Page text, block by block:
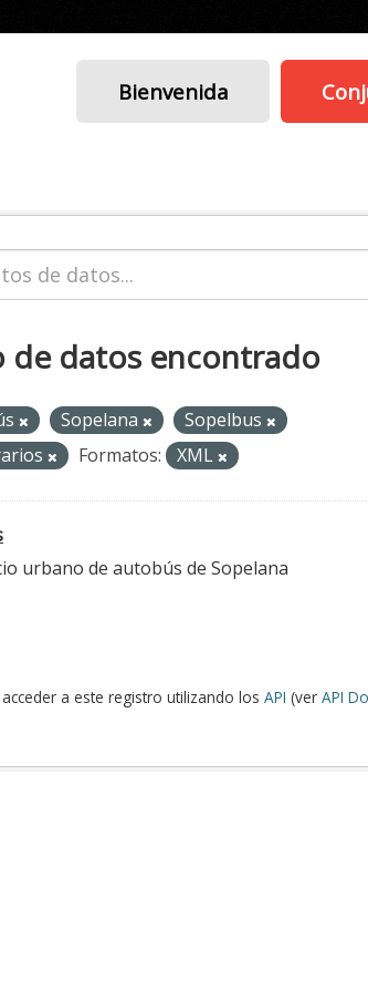
Bienvenida
de datos encontrado
Sopelana
Sopelbus
Formatos: XML
urbano de autobús de Sopelana
a este registro utilizando los API (ver API